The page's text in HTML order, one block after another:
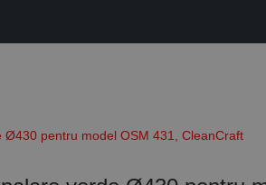
Ø430 pentru model OSM 431, CleanCraft